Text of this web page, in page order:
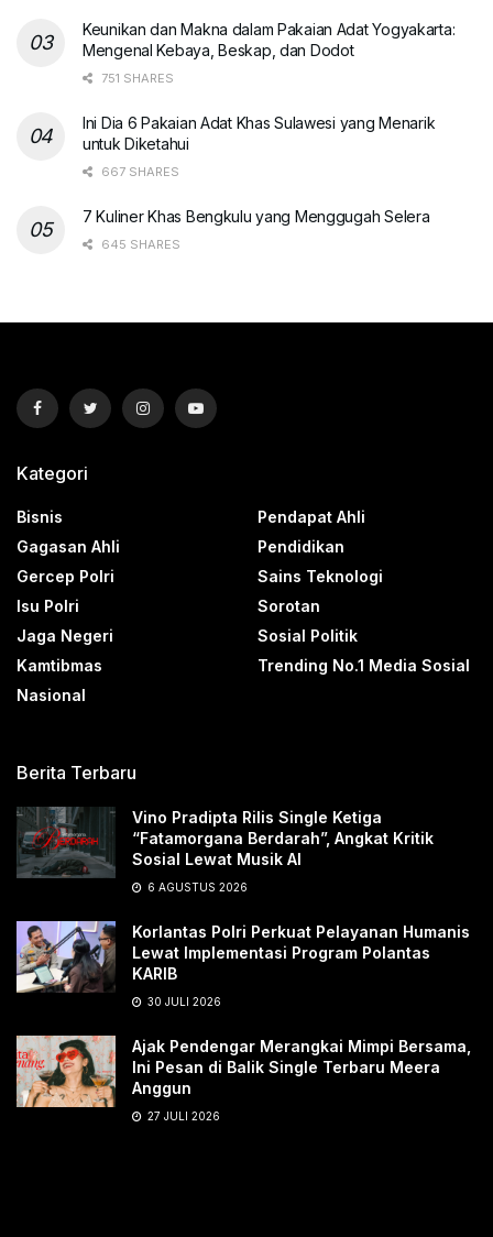
Keunikan dan Makna dalam Pakaian Adat Yogyakarta:
Mengenal Kebaya, Beskap, dan Dodot
751 SHARES
Ini Dia 6 Pakaian Adat Khas Sulawesi yang Menarik
untuk Diketahui
667 SHARES
7 Kuliner Khas Bengkulu yang Menggugah Selera
645 SHARES
Kategori
Bisnis
Gagasan Ahli
Gercep Polri
Isu Polri
Jaga Negeri
Kamtibmas
Nasional
Pendapat Ahli
Pendidikan
Sains Teknologi
Sorotan
Sosial Politik
Trending No.1 Media Sosial
Berita Terbaru
Vino Pradipta Rilis Single Ketiga
“Fatamorgana Berdarah”, Angkat Kritik
Sosial Lewat Musik AI
6 AGUSTUS 2026
Korlantas Polri Perkuat Pelayanan Humanis
Lewat Implementasi Program Polantas
KARIB
30 JULI 2026
Ajak Pendengar Merangkai Mimpi Bersama,
Ini Pesan di Balik Single Terbaru Meera
Anggun
27 JULI 2026